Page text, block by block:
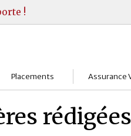
!
Placements
Fonds d’investissments
Assurance
Assureurs